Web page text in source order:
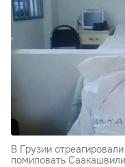
В Грузии
помиловать